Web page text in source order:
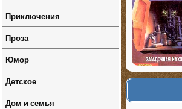
Приключения
Проза
Юмор
Детское
Дом и семья